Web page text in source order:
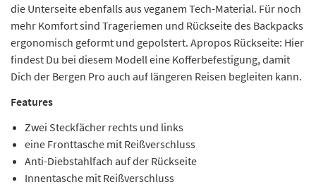
die Unterseite ebenfalls aus veganem Tech-Material. Für noch
mehr Komfort sind Trageriemen und Rückseite des Backpacks
ergonomisch geformt und gepolstert. Apropos Rückseite: Hier
findest Du bei diesem Modell eine Kofferbefestigung, damit
Dich der Bergen Pro auch auf längeren Reisen begleiten kann.
Features
Zwei Steckfächer rechts und links
eine Fronttasche mit Reißverschluss
Anti-Diebstahlfach auf der Rückseite
Innentasche mit Reißverschluss